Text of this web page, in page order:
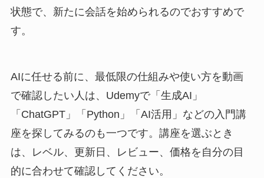
状態で、新たに会話を始められるのでおすすめで
す。
AIに任せる前に、最低限の仕組みや使い方を動画
で確認したい人は、Udemyで「生成AI」
「ChatGPT」「Python」「AI活用」などの入門講
座を探してみるのも一つです。講座を選ぶとき
は、レベル、更新日、レビュー、価格を自分の目
的に合わせて確認してください。